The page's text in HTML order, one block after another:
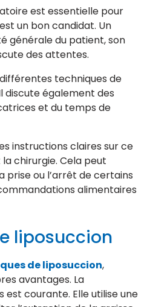
est essentielle pour
un bon candidat. Un
générale du patient, son
des attentes.
techniques de
discute également des
et du temps de
instructions claires sur ce
chirurgie. Cela peut
prise ou l’arrêt de certains
alimentaires
liposuccion
de liposuccion,
avantages. La
courante. Elle utilise une